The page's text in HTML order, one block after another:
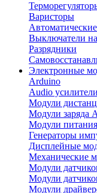
Варисторы
Выключатели
Разрядники
Электронные
Arduino
Audio усилители
Модули
Модули заряда
Модули питания
Генераторы
Дисплейные
Механические
Модули
Модули
Модули